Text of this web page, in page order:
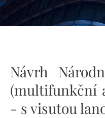
Návrh
(multifunkční
- s visutou